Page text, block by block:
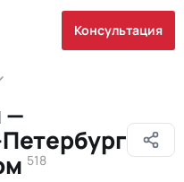
Консультация
—
518